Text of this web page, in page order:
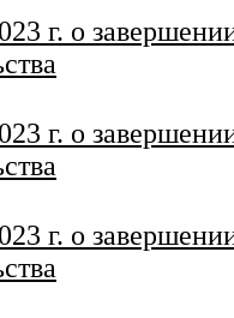
г. о
г. о
г. о